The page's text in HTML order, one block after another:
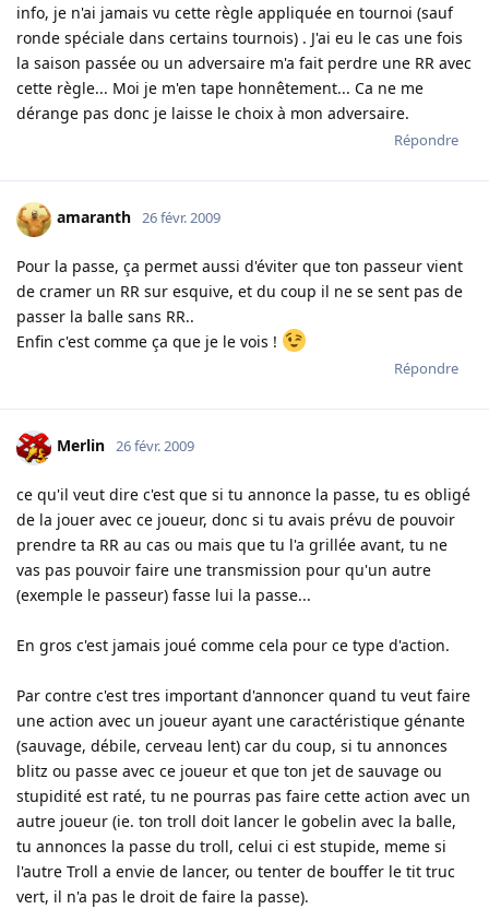
info, je n'ai jamais vu cette règle appliquée en tournoi (sauf
ronde spéciale dans certains tournois) . J'ai eu le cas une fois
la saison passée ou un adversaire m'a fait perdre une RR avec
cette règle... Moi je m'en tape honnêtement... Ca ne me
dérange pas donc je laisse le choix à mon adversaire.
Répondre
amaranth 26 févr. 2009
Pour la passe, ça permet aussi d'éviter que ton passeur vient
de cramer un RR sur esquive, et du coup il ne se sent pas de
passer la balle sans RR..
Enfin c'est comme ça que je le vois !
Répondre
Merlin 26 févr. 2009
ce qu'il veut dire c'est que si tu annonce la passe, tu es obligé
de la jouer avec ce joueur, donc si tu avais prévu de pouvoir
prendre ta RR au cas ou mais que tu l'a grillée avant, tu ne
vas pas pouvoir faire une transmission pour qu'un autre
(exemple le passeur) fasse lui la passe...
En gros c'est jamais joué comme cela pour ce type d'action.
Par contre c'est tres important d'annoncer quand tu veut faire
une action avec un joueur ayant une caractéristique génante
(sauvage, débile, cerveau lent) car du coup, si tu annonces
blitz ou passe avec ce joueur et que ton jet de sauvage ou
stupidité est raté, tu ne pourras pas faire cette action avec un
autre joueur (ie. ton troll doit lancer le gobelin avec la balle,
tu annonces la passe du troll, celui ci est stupide, meme si
l'autre Troll a envie de lancer, ou tenter de bouffer le tit truc
vert, il n'a pas le droit de faire la passe).